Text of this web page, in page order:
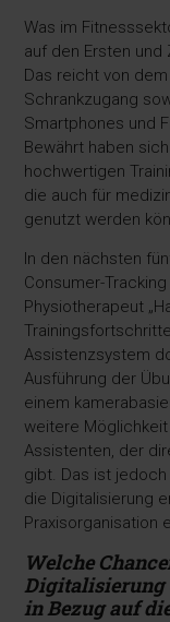
Was im
auf den Ersten
Das reicht von
Schrankzugang
Smartphones und
Bewährt haben
hochwertigen
die auch für
genutzt werden
In den nächsten
Consumer-
Physiotherapeut
Assistenzsystem
Ausführung der
einem
weitere
Assistenten, der
gibt. Das ist
die Digitalisierung
Praxisorganisation
Welche
Digitalisierung
in Bezugauf